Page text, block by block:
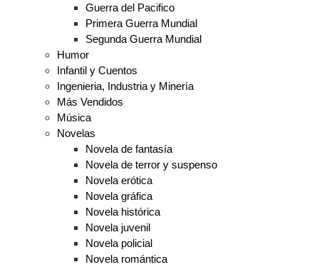
Guerra del Pacifico
Primera Guerra Mundial
Segunda Guerra Mundial
Humor
Infantil y Cuentos
Ingenieria, Industria y Minería
Más Vendidos
Música
Novelas
Novela de fantasía
Novela de terror y suspenso
Novela erótica
Novela gráfica
Novela histórica
Novela juvenil
Novela policial
Novela romántica